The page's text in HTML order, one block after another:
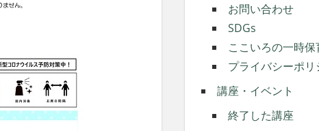
お問い合わせ
SDGs
ここいろの一時保
プライバシーポリ
講座・イベント
終了した講座